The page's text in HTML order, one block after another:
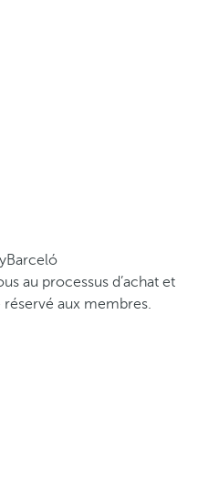
au processus d’achat et
aux membres.